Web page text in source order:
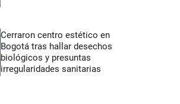
Cerraron centro estético en
Bogotá tras hallar desechos
biológicos y presuntas
irregularidades sanitarias